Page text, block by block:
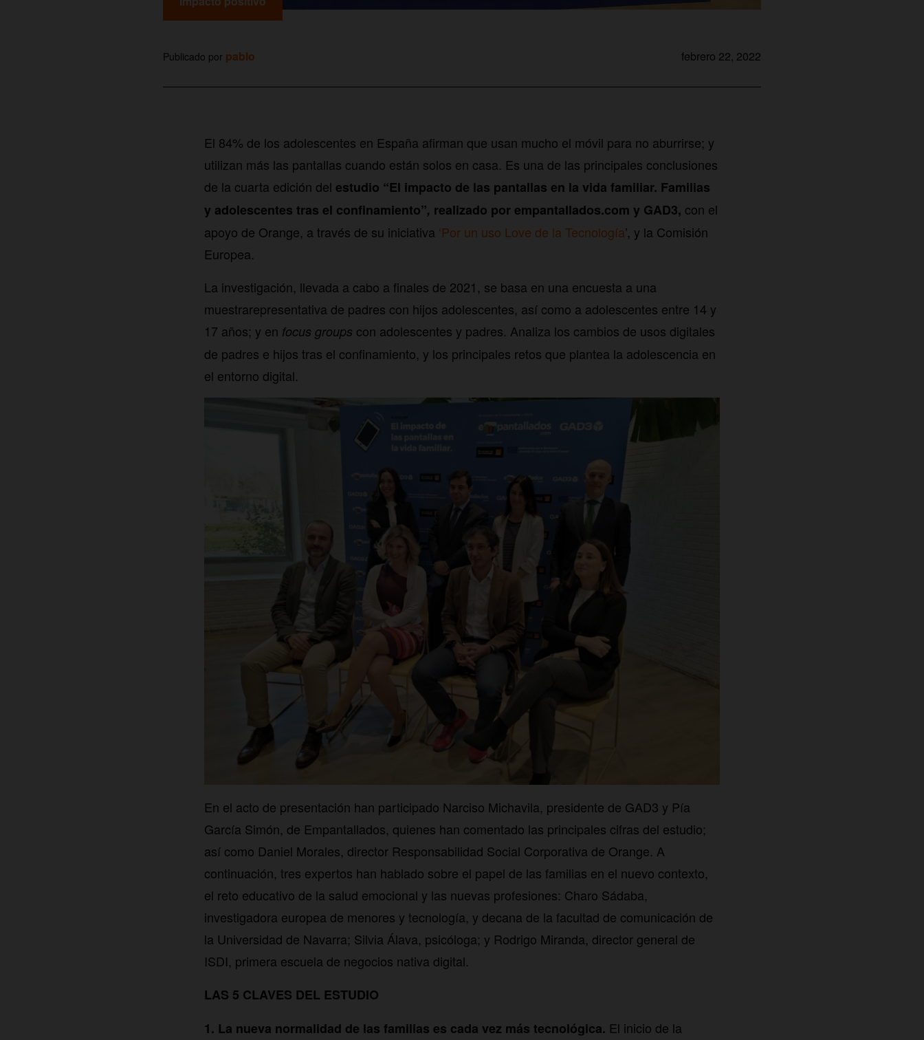
Publicado por pablo febrero 22, 2022
El 84% de los adolescentes en España afirman que usan mucho el móvil para no aburrirse; y
utilizan más las pantallas cuando están solos en casa. Es una de las principales conclusiones
de la cuarta edición del estudio “El impacto de las pantallas en la vida familiar. Familias
y adolescentes tras el confinamiento”, realizado por empantallados.com y GAD3, con el
apoyo de Orange, a través de su iniciativa ‘Por un uso Love de la Tecnología’, y la Comisión
Europea.
La investigación, llevada a cabo a finales de 2021, se basa en una encuesta a una
muestrarepresentativa de padres con hijos adolescentes, así como a adolescentes entre 14 y
17 años; y en focus groups con adolescentes y padres. Analiza los cambios de usos digitales
de padres e hijos tras el confinamiento, y los principales retos que plantea la adolescencia en
el entorno digital.
En el acto de presentación han participado Narciso Michavila, presidente de GAD3 y Pía
García Simón, de Empantallados, quienes han comentado las principales cifras del estudio;
así como Daniel Morales, director Responsabilidad Social Corporativa de Orange. A
continuación, tres expertos han hablado sobre el papel de las familias en el nuevo contexto,
el reto educativo de la salud emocional y las nuevas profesiones: Charo Sádaba,
investigadora europea de menores y tecnología, y decana de la facultad de comunicación de
la Universidad de Navarra; Silvia Álava, psicóloga; y Rodrigo Miranda, director general de
ISDI, primera escuela de negocios nativa digital.
LAS 5 CLAVES DEL ESTUDIO
1. La nueva normalidad de las familias es cada vez más tecnológica. El inicio de la